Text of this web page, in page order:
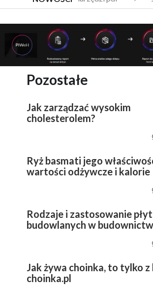
Vito Bambino – kim jest nowy
Pozostałe
Jak zarządzać wysokim
cholesterolem?
Ryż basmati jego
wartości odżywcze i kalorie
Rodzaje i zastosowanie płyt
budowlanych w
Jak żywa choinka, to tylko z
choinka.pl